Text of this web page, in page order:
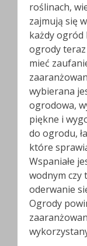
roślinach,
zajmują się
każdy ogród
ogrody
mieć
wybierana
ogrodowa,
piękne i
do ogrodu,
które
Wspaniałe
wodnym czy
oderwanie
Ogrody